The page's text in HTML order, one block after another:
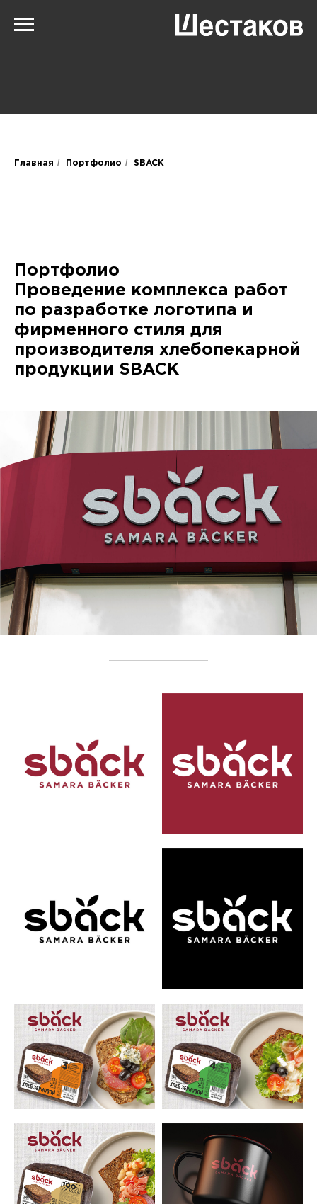
Главная / Портфолио / SBACK
Портфолио
Проведение комплекса работ
по разработке логотипа и
фирменного стиля для
производителя хлебопекарной
продукции SBACK
ДИЗАЙН-СТУДИЯ
ИГОРЯ ШЕСТАКОВА
c 1991 года